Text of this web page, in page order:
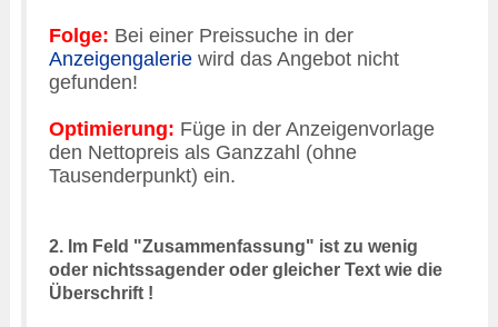
Folge: Bei einer Preissuche in der
Anzeigengaleriewird das Angebot nicht
gefunden!
Optimierung: Füge in der Anzeigenvorlage
den Nettopreis als Ganzzahl (ohne
Tausenderpunkt) ein.
2. Im Feld "Zusammenfassung" ist zu wenig
oder nichtssagender oder gleicher Text wie die
Überschrift !